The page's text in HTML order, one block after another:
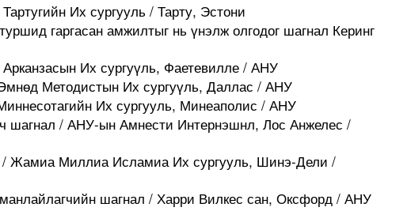
Их сургууль / Тарту, Эстони
гаргасан амжилтыг нь үнэлж олгодог шагнал Керинг
Их сургуүль, Фаетевилле / АНУ
Методистын Их сургуүль, Даллас / АНУ
Их сургууль, Минеаполис / АНУ
шагнал / АНУ-ын Амнести Интернэшнл, Лос Анжелес /
/ Жамиа Миллиа Исламиа Их сургууль, Шинэ-Дели /
шагнал / Харри Вилкес сан, Оксфорд / АНУ